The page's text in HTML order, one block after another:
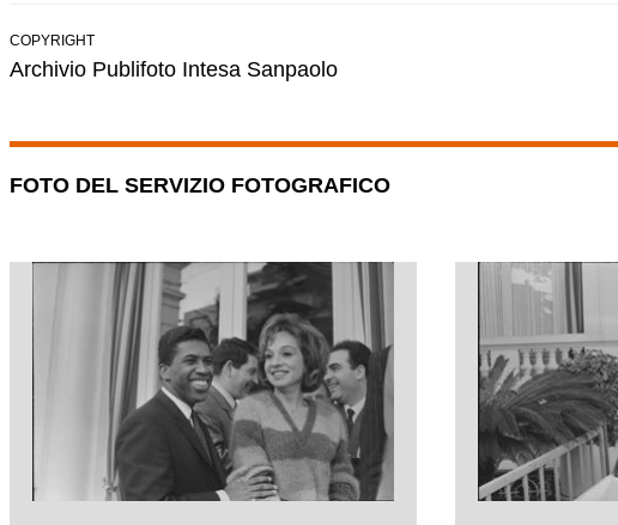
COPYRIGHT
Archivio Publifoto Intesa Sanpaolo
FOTO DEL SERVIZIO FOTOGRAFICO